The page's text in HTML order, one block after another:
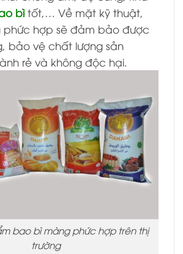
bìtốt,… Về mặt kỹ thuật,
hợp sẽ đảm bảo được
bảo vệ chất lượng sản
rẻ và không độc hại.
bao bì màng phức hợp trên thị
trường